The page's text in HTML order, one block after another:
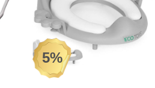
5%